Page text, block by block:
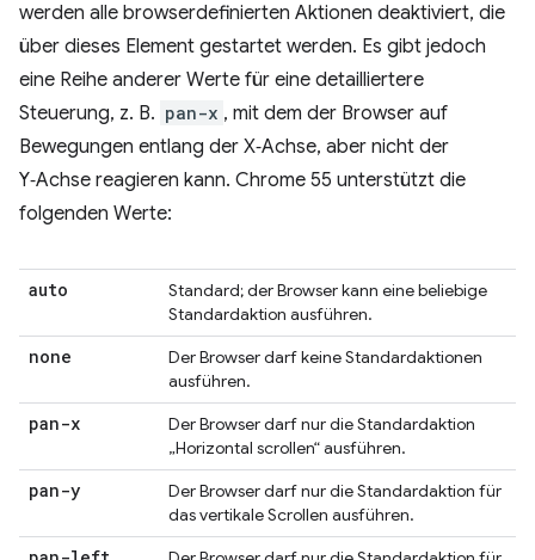
werden alle browserdefinierten Aktionen deaktiviert, die
über dieses Element gestartet werden. Es gibt jedoch
eine Reihe anderer Werte für eine detailliertere
Steuerung, z. B. pan-x , mit dem der Browser auf
Bewegungen entlang der X‑Achse, aber nicht der
Y‑Achse reagieren kann. Chrome 55 unterstützt die
folgenden Werte:
auto
Standard; der Browser kann eine beliebige
Standardaktion ausführen.
none
Der Browser darf keine Standardaktionen
ausführen.
pan-x
Der Browser darf nur die Standardaktion
„Horizontal scrollen“ ausführen.
pan-y
Der Browser darf nur die Standardaktion für
das vertikale Scrollen ausführen.